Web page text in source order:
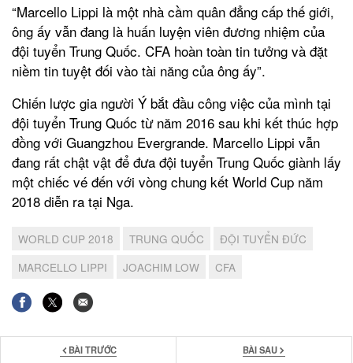
“Marcello Lippi là một nhà cầm quân đẳng cấp thế giới,
ông ấy vẫn đang là huấn luyện viên đương nhiệm của
đội tuyển Trung Quốc. CFA hoàn toàn tin tưởng và đặt
niềm tin tuyệt đối vào tài năng của ông ấy”.
Chiến lược gia người Ý bắt đầu công việc của mình tại
đội tuyển Trung Quốc từ năm 2016 sau khi kết thúc hợp
đồng với Guangzhou Evergrande. Marcello Lippi vẫn
đang rất chật vật để đưa đội tuyển Trung Quốc giành lấy
một chiếc vé đến với vòng chung kết World Cup năm
2018 diễn ra tại Nga.
WORLD CUP 2018 TRUNG QUỐC
ĐỘI TUYỂN ĐỨC
MARCELLO LIPPI
JOACHIM LOW CFA
BÀI TRƯỚC
BÀI SAU